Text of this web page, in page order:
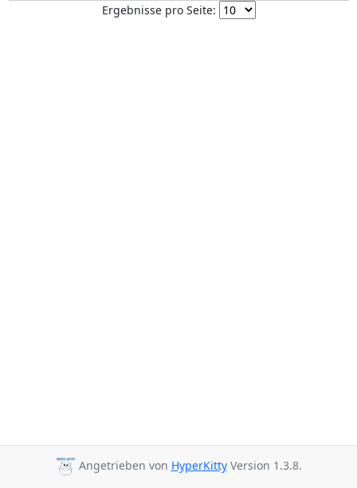
Ergebnisse pro Seite:
Angetrieben von HyperKittyVersion 1.3.8.